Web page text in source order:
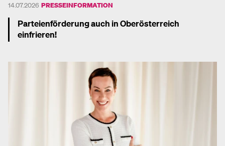
14.07.2026 PRESSEINFORMATION
Parteienförderung auch in Oberösterreich
einfrieren!